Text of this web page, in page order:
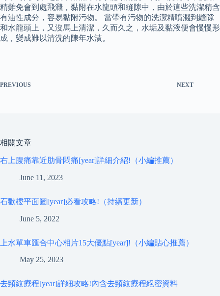
精難免會到處飛濺，黏附在水龍頭和縫隙中，由於這些洗潔精含
有油性成分，容易黏附污物。 當帶有污物的洗潔精噴濺到縫隙
和水龍頭上，又沒馬上清潔，久而久之，水垢及黏液便會慢慢形
成，變成難以清洗的陳年水漬。
PREVIOUS NEXT
相關文章
右上腹痛靠近肋骨悶痛[year]詳細介紹!（小編推薦）
June 11, 2023
石歡樓平面圖[year]必看攻略!（持續更新）
June 5, 2022
上水單車匯合中心相片15大優點[year]!（小編貼心推薦）
May 25, 2023
去頸紋療程[year]詳細攻略!內含去頸紋療程絕密資料